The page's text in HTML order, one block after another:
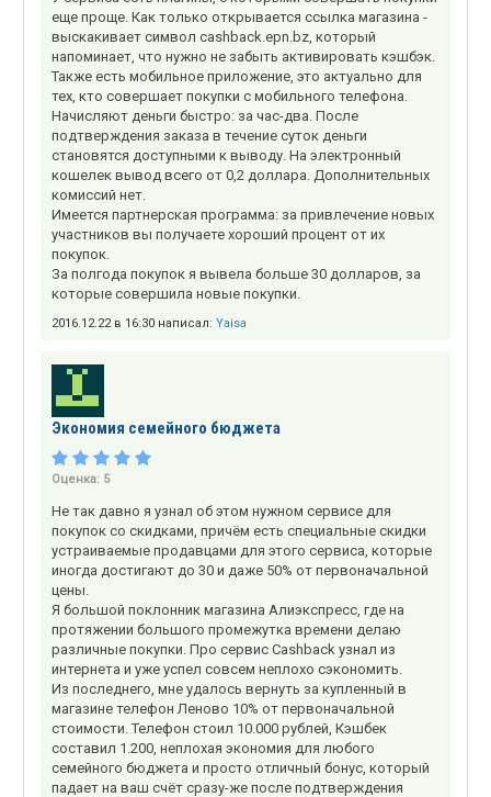
еще проще. Как только открывается ссылка магазина -
выскакивает символ cashback.epn.bz, который
напоминает, что нужно не забыть активировать кэшбэк.
Также есть мобильное приложение, это актуально для
тех, кто совершает покупки с мобильного телефона.
Начисляют деньги быстро: за час-два. После
подтверждения заказа в течение суток деньги
становятся доступными к выводу. На электронный
кошелек вывод всего от 0,2 доллара. Дополнительных
комиссий нет.
Имеется партнерская программа: за привлечение новых
участников вы получаете хороший процент от их
покупок.
За полгода покупок я вывела больше 30 долларов, за
которые совершила новые покупки.
2016.12.22 в 16:30 написал: Yaisa
Экономия семейного бюджета
Оценка: 5
Не так давно я узнал об этом нужном сервисе для
покупок со скидками, причём есть специальные скидки
устраиваемые продавцами для этого сервиса, которые
иногда достигают до 30 и даже 50% от первоначальной
цены.
Я большой поклонник магазина Алиэкспресс, где на
протяжении большого промежутка времени делаю
различные покупки. Про сервис Cashback узнал из
интернета и уже успел совсем неплохо сэкономить.
Из последнего, мне удалось вернуть за купленный в
магазине телефон Леново 10% от первоначальной
стоимости. Телефон стоил 10.000 рублей, Кэшбек
составил 1.200, неплохая экономия для любого
семейного бюджета и просто отличный бонус, который
падает на ваш счёт сразу-же после подтверждения